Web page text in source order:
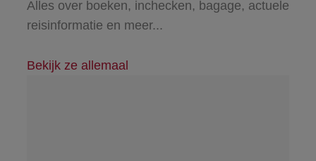
Alles over boeken, inchecken, bagage, actuele
reisinformatie en meer...
Bekijk ze allemaal